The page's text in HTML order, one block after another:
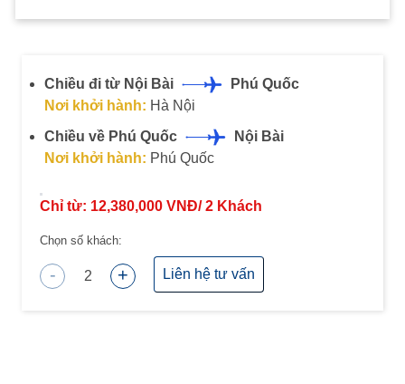
Chiều đi từ Nội Bài
Phú Quốc
Nơi khởi hành: Hà Nội
Chiều về Phú Quốc
Nội Bài
Nơi khởi hành: Phú Quốc
Chỉ từ: 12,380,000 VNĐ/2 Khách
Chọn số khách:
- 2 + Liên hệ tư vấn